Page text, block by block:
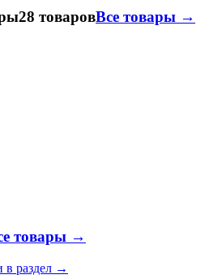
28 товаровВсе товары →
товары →
в раздел →